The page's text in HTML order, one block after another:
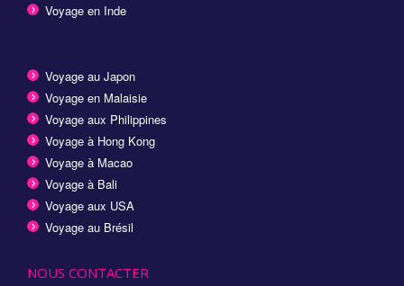
Voyage en Inde
Voyage au Japon
Voyage en Malaisie
Voyage aux Philippines
Voyage à Hong Kong
Voyage à Macao
Voyage à Bali
Voyage aux USA
Voyage au Brésil
NOUS CONTACTER